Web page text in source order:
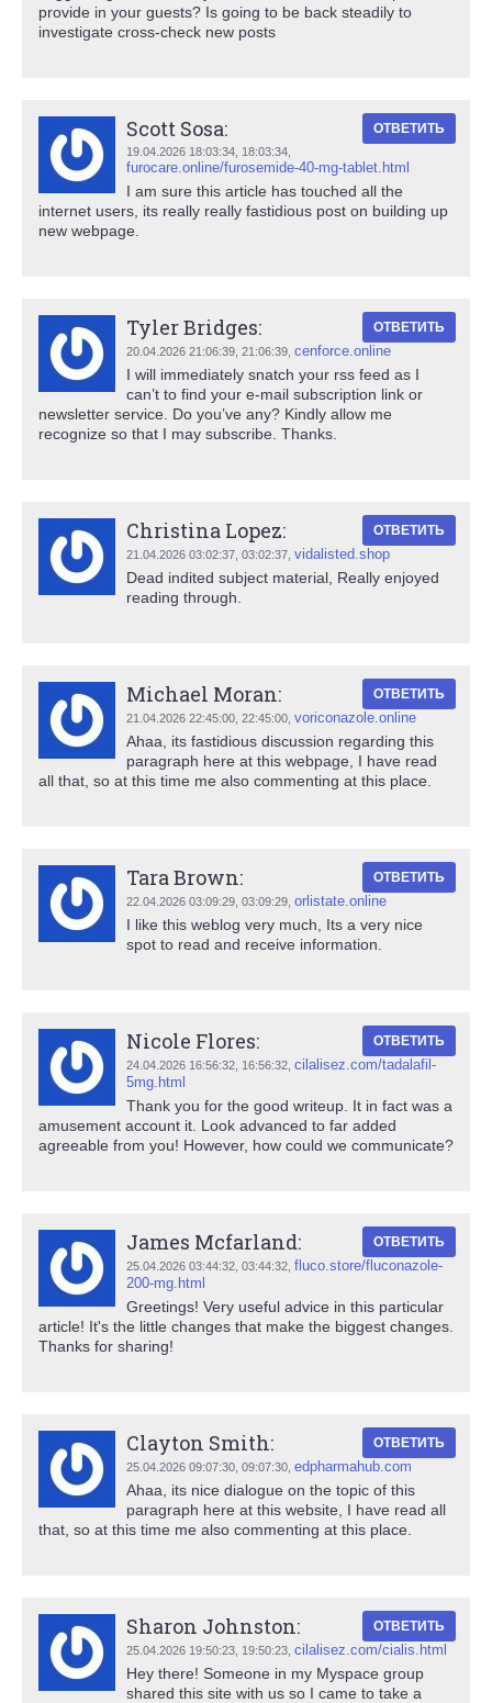
provide in your guests? Is going to be back steadily to
investigate cross-check new posts
Scott Sosa:
19.04.2026 18:03:34, 18:03:34
furocare.online/furosemide-40-mg-tablet.html
ОТВЕТИТЬ
I am sure this article has touched all the
internet users, its really really fastidious post on building up
new webpage.
Tyler Bridges:
20.04.2026 21:06:39, 21:06:39 cenforce.online
ОТВЕТИТЬ
I will immediately snatch your rss feed as I
can’t to find your e-mail subscription link or
newsletter service. Do you’ve any? Kindly allow me
recognize so that I may subscribe. Thanks.
Christina Lopez:
21.04.2026 03:02:37, 03:02:37 vidalisted.shop
ОТВЕТИТЬ
Dead indited subject material, Really enjoyed
reading through.
Michael Moran:
21.04.2026 22:45:00, 22:45:00 voriconazole.online
ОТВЕТИТЬ
Ahaa, its fastidious discussion regarding this
paragraph here at this webpage, I have read
all that, so at this time me also commenting at this place.
Tara Brown:
22.04.2026 03:09:29, 03:09:29 orlistate.online
ОТВЕТИТЬ
I like this weblog very much, Its a very nice
spot to read and receive information.
Nicole Flores:
24.04.2026 16:56:32, 16:56:32 cilalisez.com/tadalafil-
5mg.html
ОТВЕТИТЬ
Thank you for the good writeup. It in fact was a
amusement account it. Look advanced to far added
agreeable from you! However, how could we communicate?
James Mcfarland:
25.04.2026 03:44:32, 03:44:32 fluco.store/fluconazole-
200-mg.html
ОТВЕТИТЬ
Greetings! Very useful advice in this particular
article! It's the little changes that make the biggest changes.
Thanks for sharing!
Clayton Smith:
25.04.2026 09:07:30, 09:07:30 edpharmahub.com
ОТВЕТИТЬ
Ahaa, its nice dialogue on the topic of this
paragraph here at this website, I have read all
that, so at this time me also commenting at this place.
Sharon Johnston:
25.04.2026 19:50:23, 19:50:23 cilalisez.com/cialis.html
ОТВЕТИТЬ
Hey there! Someone in my Myspace group
shared this site with us so I came to take a